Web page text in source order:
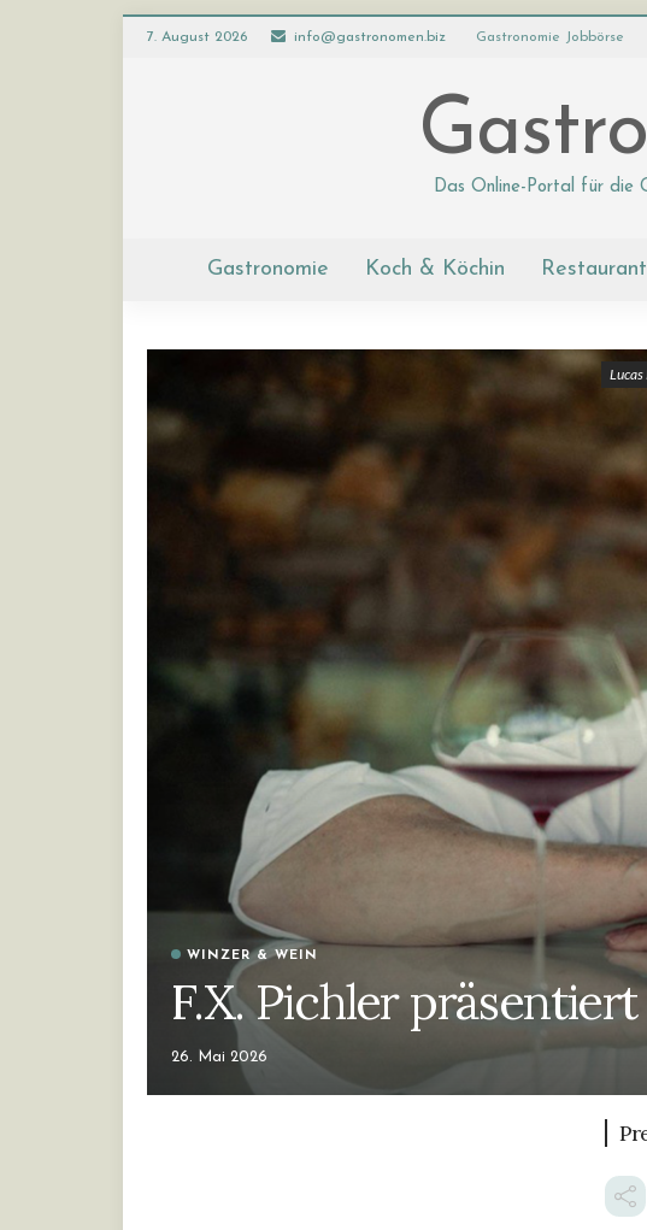
7. August 2026 info@gastronomen.biz Gastronomie Jobbörse
Das Online-Portal für die
Gastronomie Koch & Köchin
WINZER & WEIN
F.X. Pichler
26. Mai 2026